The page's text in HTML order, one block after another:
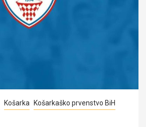
Košarka Košarkaško prvenstvo BiH